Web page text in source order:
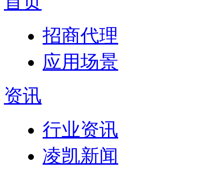
招商代理
应用场景
资讯
行业资讯
凌凯新闻